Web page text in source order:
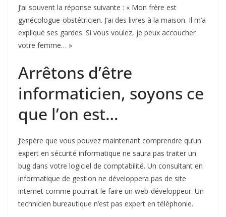
J’ai souvent la réponse suivante : « Mon frère est
gynécologue-obstétricien. J’ai des livres à la maison. Il m’a
expliqué ses gardes. Si vous voulez, je peux accoucher
votre femme… »
Arrêtons d’être
informaticien, soyons ce
que l’on est…
J’espère que vous pouvez maintenant comprendre qu’un
expert en sécurité informatique ne saura pas traiter un
bug dans votre logiciel de comptabilité. Un consultant en
informatique de gestion ne développera pas de site
internet comme pourrait le faire un web-développeur. Un
technicien bureautique n’est pas expert en téléphonie.